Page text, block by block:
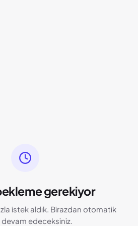
gerekiyor
istek aldık. Birazdan otomatik
edeceksiniz.